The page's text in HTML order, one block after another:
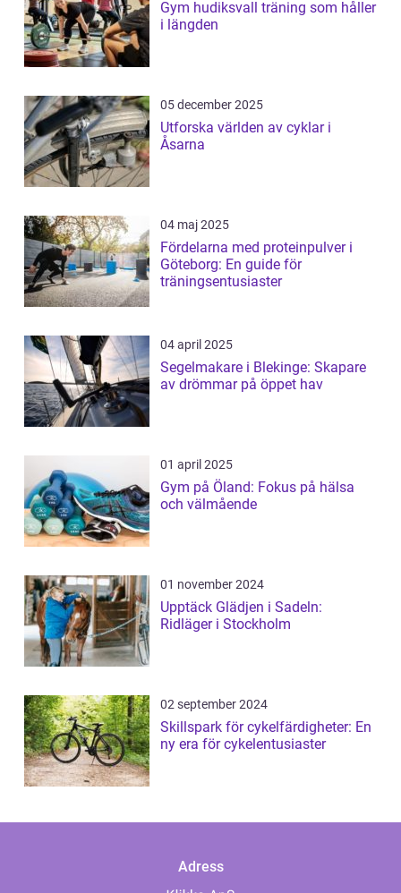
Gym hudiksvall träning som håller
i längden
05 december 2025
Utforska världen av cyklar i
Åsarna
04 maj 2025
Fördelarna med proteinpulver i
Göteborg: En guide för
träningsentusiaster
04 april 2025
Segelmakare i Blekinge: Skapare
av drömmar på öppet hav
01 april 2025
Gym på Öland: Fokus på hälsa
och välmående
01 november 2024
Upptäck Glädjen i Sadeln:
Ridläger i Stockholm
02 september 2024
Skillspark för cykelfärdigheter: En
ny era för cykelentusiaster
Adress